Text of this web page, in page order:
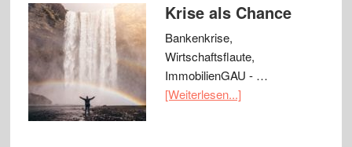
Krise als Chance
Bankenkrise,
Wirtschaftsflaute,
ImmobilienGAU - …
[Weiterlesen...]